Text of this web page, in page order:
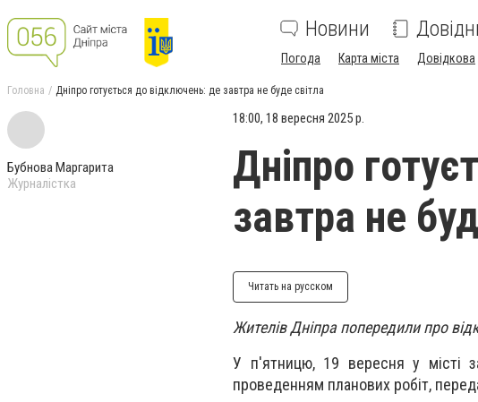
Новини
Погода Карта міста Довідкова
Головна Дніпро готується до відключень: де завтра не буде світла
Бубнова Маргарита
Журналістка
18:00, 18 вересня 2025 р.
Дніпро
завтра не
Читать на русском
Жителів Дніпра попередили про
У п'ятницю, 19 вересня у місті
проведенням планових робіт,